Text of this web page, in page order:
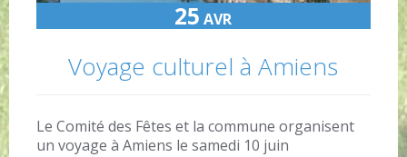
25 AVR
Voyage culturel à Amiens
Le Comité des Fêtes et la commune organisent
un voyage à Amiens le samedi 10 juin